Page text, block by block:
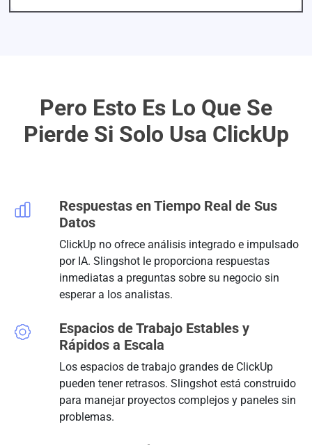
Pero Esto Es Lo Que Se
Pierde Si Solo Usa ClickUp
Respuestas en Tiempo Real de Sus
Datos
ClickUp no ofrece análisis integrado e impulsado
por IA. Slingshot le proporciona respuestas
inmediatas a preguntas sobre su negocio sin
esperar a los analistas.
Espacios de Trabajo Estables y
Rápidos a Escala
Los espacios de trabajo grandes de ClickUp
pueden tener retrasos. Slingshot está construido
para manejar proyectos complejos y paneles sin
problemas.